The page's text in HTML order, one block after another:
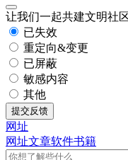
让我们一起共建文明社
已失效
重定向&变更
已屏蔽
敏感内容
其他
提交反馈
网址
网址文章软件书籍